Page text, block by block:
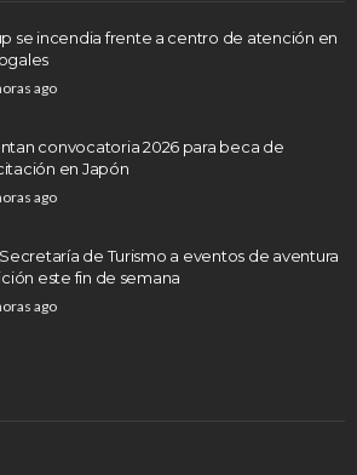
se incendia frente a centro de atención en
ago
convocatoria 2026 para beca de
en Japón
ago
de Turismo a eventos de aventura
este fin de semana
ago